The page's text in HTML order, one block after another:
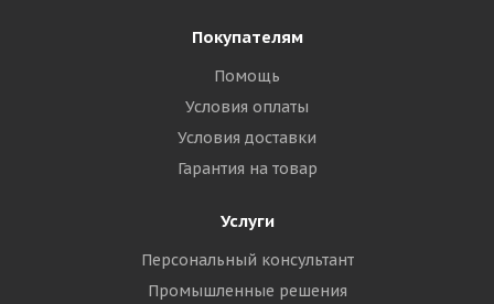
Покупателям
Помощь
Условия оплаты
Условия доставки
Гарантия на товар
Услуги
Персональный консультант
Промышленные решения